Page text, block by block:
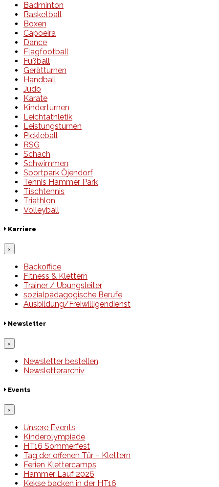
Badminton
Basketball
Boxen
Capoeira
Dance
Flagfootball
Fußball
Gerätturnen
Handball
Judo
Karate
Kinderturnen
Leichtathletik
Leistungsturnen
Pickleball
RSG
Schach
Schwimmen
Sportpark Öjendorf
Tennis Hammer Park
Tischtennis
Triathlon
Volleyball
Karriere
×
Backoffice
Fitness & Klettern
Trainer / Übungsleiter
sozialpädagogische Berufe
Ausbildung/Freiwilligendienst
Newsletter
×
Newsletter bestellen
Newsletterarchiv
Events
×
Unsere Events
Kinderolympiade
HT16 Sommerfest
Tag der offenen Tür – Klettern
Ferien Klettercamps
Hammer Lauf 2026
Kekse backen in der HT16